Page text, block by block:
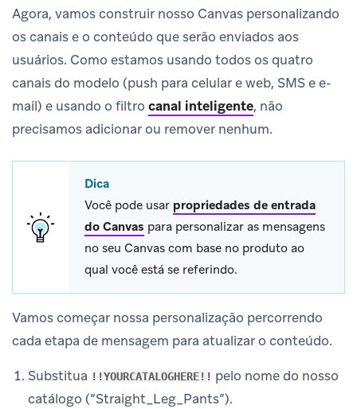
Agora, vamos construir nosso Canvas personalizando
os canais e o conteúdo que serão enviados aos
usuários. Como estamos usando todos os quatro
canais do modelo (push para celular e web, SMS e e-
mail) e usando o filtro canal inteligente, não
precisamos adicionar ou remover nenhum.
Dica
Você pode usar propriedades de entrada
do Canvas para personalizar as mensagens
no seu Canvas com base no produto ao
qual você está se referindo.
Vamos começar nossa personalização percorrendo
cada etapa de mensagem para atualizar o conteúdo.
Substitua !!YOURCATALOGHERE!! pelo nome do nosso
catálogo (“Straight_Leg_Pants”).